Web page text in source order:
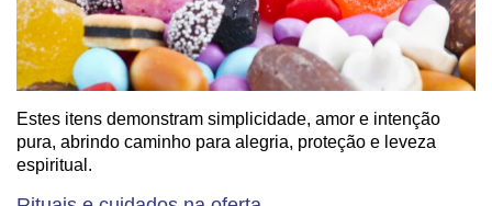
Estes itens demonstram simplicidade, amor e intenção
pura, abrindo caminho para alegria, proteção e leveza
espiritual.